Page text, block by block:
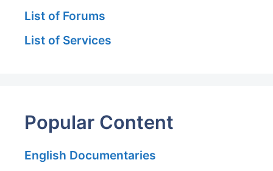
List of Forums
List of Services
Popular Content
English Documentaries